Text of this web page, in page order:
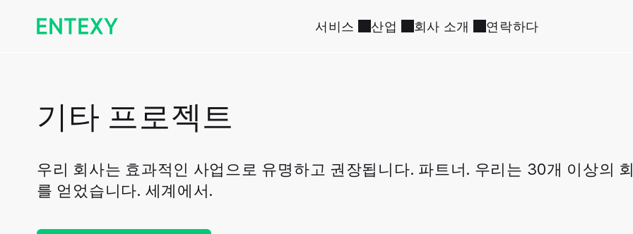
서비스 산업 회사 소개 연락하다
기타 프로젝트
우리 회사는 효과적인 사업으로 유명하고 권장됩니다. 파트너. 우리는 30개 이상의
를 얻었습니다. 세계에서.